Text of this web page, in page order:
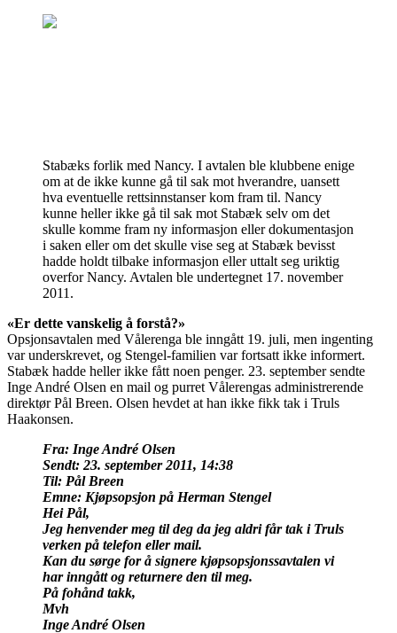
Stabæks forlik med Nancy. I avtalen ble klubbene enige
om at de ikke kunne gå til sak mot hverandre, uansett
hva eventuelle rettsinnstanser kom fram til. Nancy
kunne heller ikke gå til sak mot Stabæk selv om det
skulle komme fram ny informasjon eller dokumentasjon
i saken eller om det skulle vise seg at Stabæk bevisst
hadde holdt tilbake informasjon eller uttalt seg uriktig
overfor Nancy. Avtalen ble undertegnet 17. november
2011.
«Er dette vanskelig å forstå?»
Opsjonsavtalen med Vålerenga ble inngått 19. juli, men ingenting
var underskrevet, og Stengel-familien var fortsatt ikke informert.
Stabæk hadde heller ikke fått noen penger. 23. september sendte
Inge André Olsen en mail og purret Vålerengas administrerende
direktør Pål Breen. Olsen hevdet at han ikke fikk tak i Truls
Haakonsen.
Fra: Inge André Olsen
Sendt: 23. september 2011, 14:38
Til: Pål Breen
Emne: Kjøpsopsjon på Herman Stengel
Hei Pål,
Jeg henvender meg til deg da jeg aldri får tak i Truls
verken på telefon eller mail.
Kan du sørge for å signere kjøpsopsjonssavtalen vi
har inngått og returnere den til meg.
På fohånd takk,
Mvh
Inge André Olsen